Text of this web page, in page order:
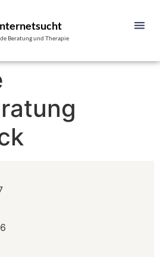
Beratung und Therapie